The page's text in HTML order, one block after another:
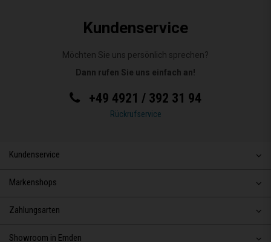
Kundenservice
Möchten Sie uns persönlich sprechen?
Dann rufen Sie uns einfach an!
+49 4921 / 392 31 94
Rückrufservice
Kundenservice
Markenshops
Zahlungsarten
Showroom in Emden